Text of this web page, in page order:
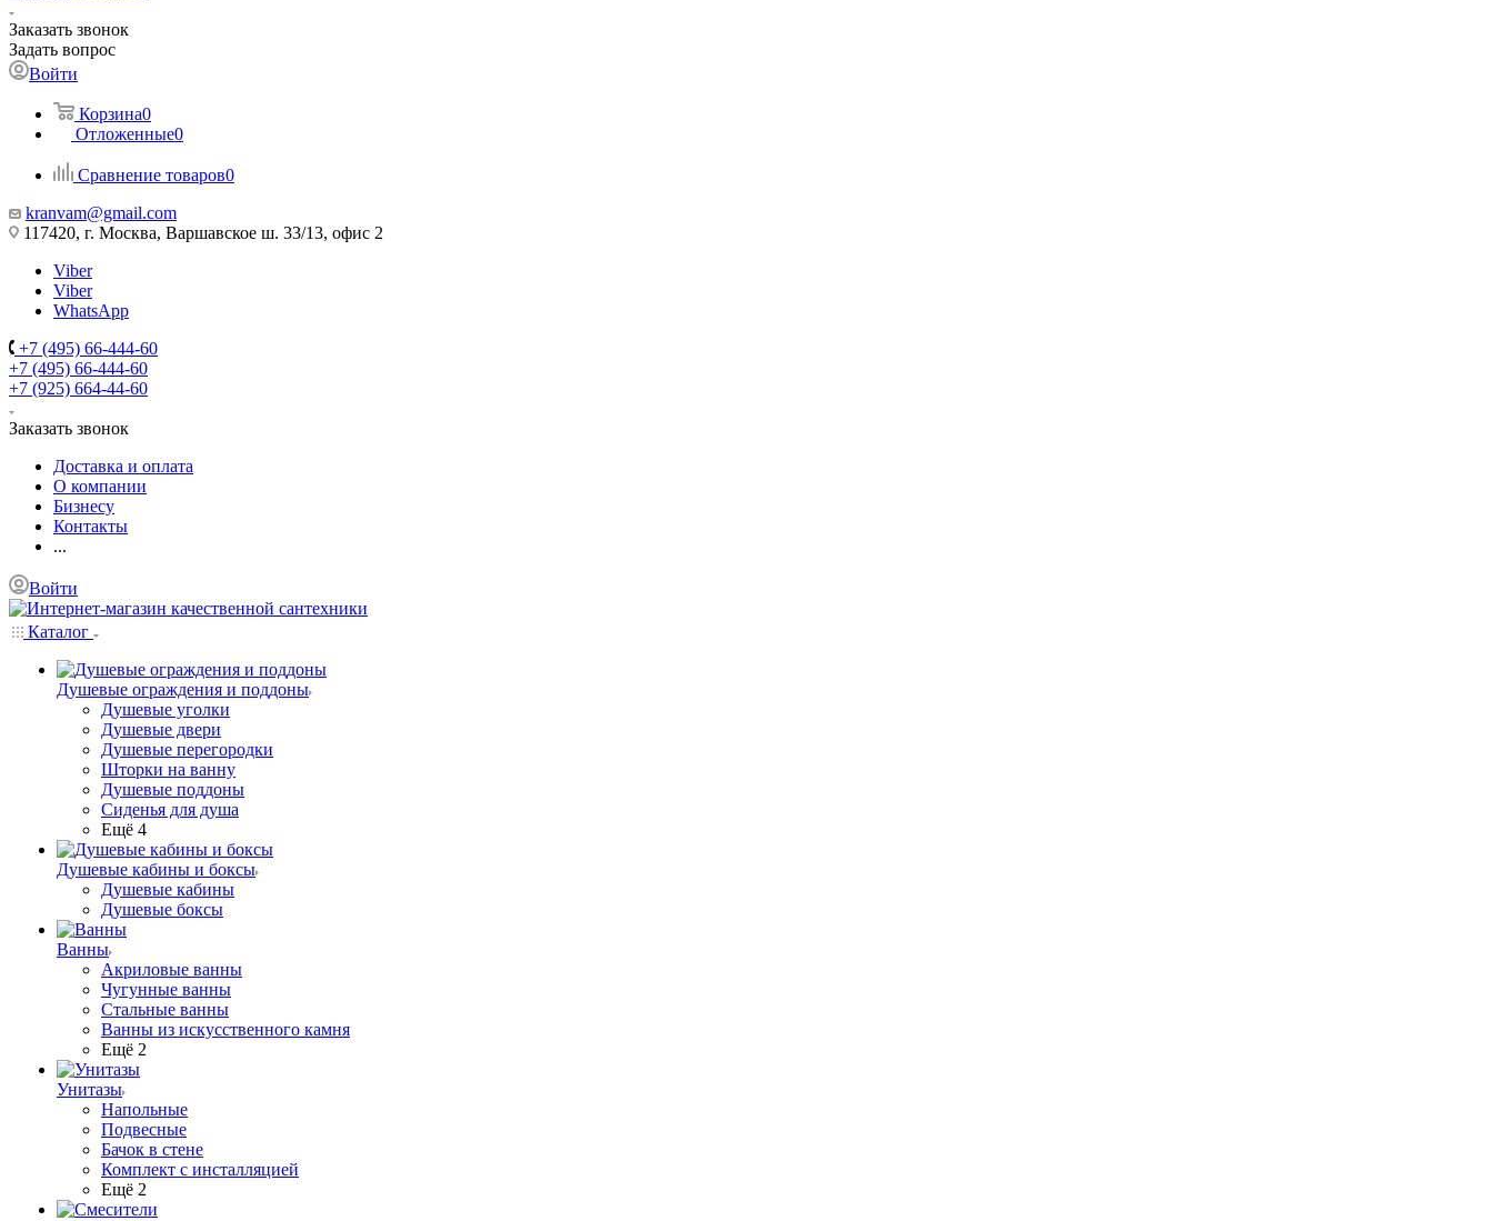
Заказать звонок
Задать вопрос
Войти
Корзина0
Отложенные0
Сравнение товаров0
kranvam@gmail.com
117420, г. Москва, Варшавское ш. 33/13, офис 2
Viber
Viber
WhatsApp
+7 (495) 66-444-60
+7 (495) 66-444-60
+7 (925) 664-44-60
Заказать звонок
Доставка и оплата
О компании
Бизнесу
Контакты
...
Войти
Каталог
Душевые ограждения и поддоны
Душевые уголки
Душевые двери
Душевые перегородки
Шторки на ванну
Душевые поддоны
Сиденья для душа
Ещё 4
Душевые кабины и боксы
Душевые кабины
Душевые боксы
Ванны
Акриловые ванны
Чугунные ванны
Стальные ванны
Ванны из искусственного камня
Ещё 2
Унитазы
Напольные
Подвесные
Бачок в стене
Комплект с инсталляцией
Ещё 2